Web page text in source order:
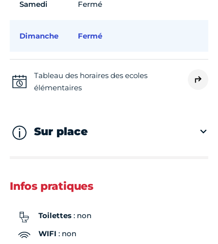
Samedi Fermé
Dimanche Fermé
Tableau des horaires des ecoles
élémentaires
Sur place
Infos pratiques
Toilettes : non
WIFI : non